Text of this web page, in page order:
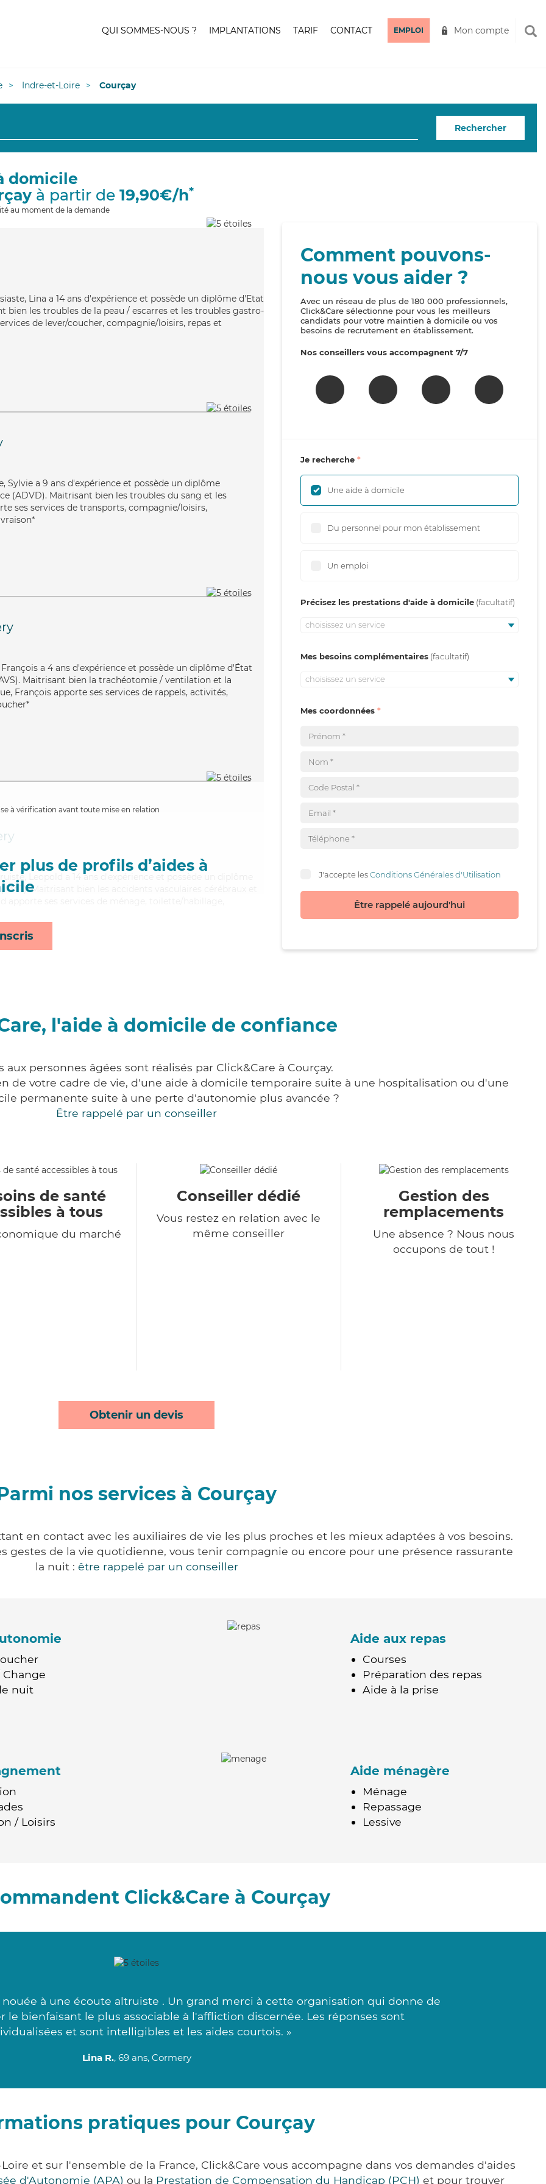
QUI SOMMES-NOUS ? IMPLANTATIONS TARIF CONTACT EMPLOI Mon compte
Indre-et-Loire Courçay
Rechercher
domicile
à partir de 19,90€/h*
au moment de la demande
Lina a 14 ans d'expérience et possède un diplôme d'Etat
bien les troubles de la peau / escarres et les troubles gastro-
de lever/coucher, compagnie/loisirs, repas et
Sylvie a 9 ans d'expérience et possède un diplôme
(ADVD). Maitrisant bien les troubles du sang et les
ses services de transports, compagnie/loisirs,
a 4 ans d'expérience et possède un diplôme d'État
Maitrisant bien la trachéotomie / ventilation et la
François apporte ses services de rappels, activités,
à vérification avant toute mise en relation
plus de profils d’aides à
Leopold a 14 ans d'expérience et possède un diplôme
Maitrisant bien les accidents vasculaires cérébraux et
Comment pouvons-
nous vous aider ?
Avec un réseau de plus de 180 000 professionnels,
Click&Care sélectionne pour vous les meilleurs
candidats pour votre maintien à domicile ou vos
besoins de recrutement en établissement.
Nos conseillers vous accompagnent 7/7
Je recherche
Une aide à domicile
Du personnel pour mon établissement
Un emploi
Précisez les prestations d'aide à domicile
choisissez un service
Mes besoins complémentaires
choisissez un service
Mes coordonnées
J'accepte lesConditions Générales d'Utilisation
Être rappelé aujourd'hui
l'aide à domicile de confiance
aux personnes âgées sont réalisés par Click&Care à Courçay.
de votre cadre de vie, d'une aide à domicile temporaire suite à une hospitalisation ou d'une
permanente suite à une perte d'autonomie plus avancée ?
Être rappelé par un conseiller
de santé
à tous
du marché
Conseiller dédié
Vous restez en relation avec le
même conseiller
Gestion des
remplacements
Une absence ? Nous nous
occupons de tout !
Obtenir un devis
nos services à Courçay
en contact avec les auxiliaires de vie les plus proches et les mieux adaptées à vos besoins.
gestes de la vie quotidienne, vous tenir compagnie ou encore pour une présence rassurante
la nuit : être rappelé par un conseiller
nuit
Aide aux repas
Courses
Préparation des repas
Aide à la prise
/ Loisirs
Aide ménagère
Ménage
Repassage
Lessive
Click&Care à Courçay
à une écoute altruiste . Un grand merci à cette organisation qui donne de
le bienfaisant le plus associable à l'affliction discernée. Les réponses sont
et sont intelligibles et les aides courtois. »
Lina R., 69 ans, Cormery
pratiques pour Courçay
et sur l'ensemble de la France, Click&Care vous accompagne dans vos demandes d'aides
d'Autonomie (APA) ou la Prestation de Compensation du Handicap (PCH) et pour trouver